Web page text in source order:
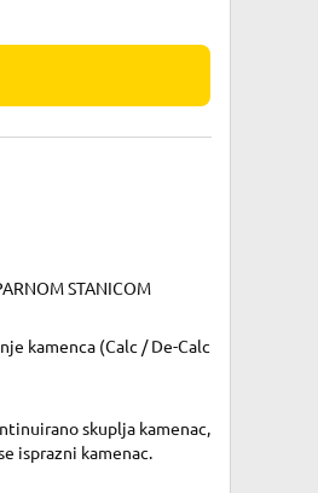
STANICOM
kamenca (Calc / De-Calc
skuplja kamenac,
isprazni kamenac.